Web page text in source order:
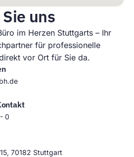
Sie uns
im Herzen Stuttgarts – Ihr
für professionelle
vor Ort für Sie da.
0
70182 Stuttgart